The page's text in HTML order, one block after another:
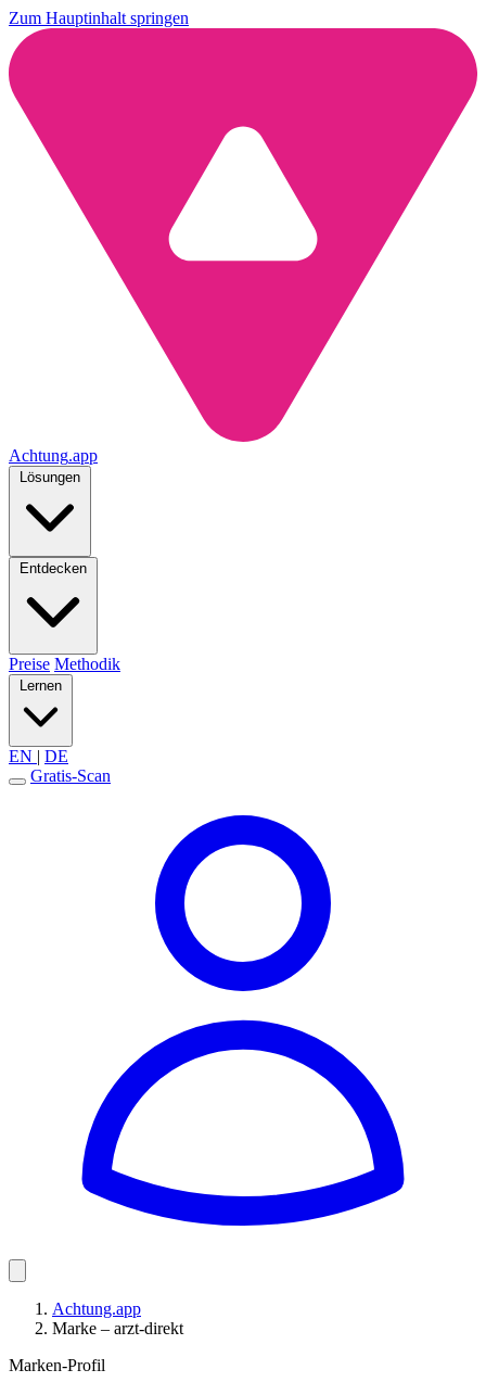
Zum Hauptinhalt springen
Achtung.app
Lösungen
Entdecken
Preise Methodik
Lernen
EN | DE
Gratis-Scan
Achtung.app
Marke – arzt-direkt
Marken-Profil